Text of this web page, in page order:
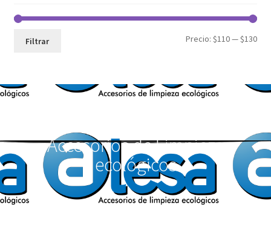
Filtrar Precio:$110—$130
Accesorios de Limpieza
ecológicos